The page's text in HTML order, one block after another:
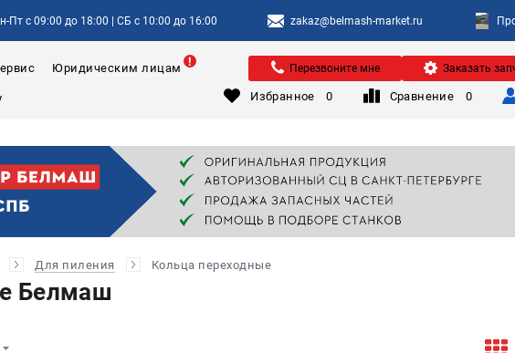
Пт с 09:00 до 18:00 | СБ с 10:00 до 16:00 zakaz@belmash-market.ru
Юридическим лицам Перезвоните мне Заказать
Избранное 0 Сравнение 0
Для пиления Кольца переходные
Белмаш